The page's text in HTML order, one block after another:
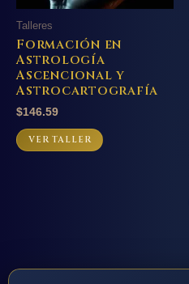
Talleres
Formación en
Astrología
Ascencional y
Astrocartografía
$146.59
VER TALLER